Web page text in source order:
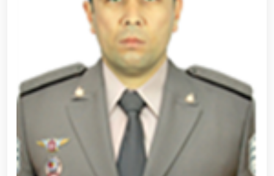
o‘qishga kirish istagini bildirgan nomzodlarni saralab
olish jarayonlari davom etmoqda / / Davlatimiz
rahbarining ommaviy sportni yangi bosqichga olib
chiqish borasida olimpiya va paralimpiya harakati
yo‘nalishida belgilab bergan vazifalari yuzasidan,
Milliy gvardiya qo‘mondoni R.Djurayev raisligida,
kamondan (parakamondan) otish murabbiylari
ishtirokidagi Konferensiya o‘tkazildi / / Milliy
gvardiya Surxondaryo viloyati bo‘yicha boshqarmasi
ayol harbiy xizmatchilari Huquqni muhofaza qiluvchi
organlar xodimalari o‘rtasida voleybol bo‘yicha
o‘tkazilgan musobaqada faxrli birinchi o‘rinni
egallashdi / / Oliy Majlis Senatining qo‘mita raisi va
Milliy gvardiya Jamoat xavfsizligi universiteti